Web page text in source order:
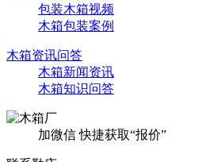
包装木箱视频
木箱包装案例
木箱资讯问答
木箱新闻资讯
木箱知识问答
加微信 快捷获取“报价”